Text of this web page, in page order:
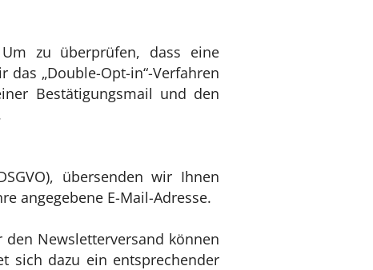
zu überprüfen, dass eine
„Double-Opt-in“-Verfahren
Bestätigungsmail und den
übersenden wir Ihnen
angegebene E-Mail-Adresse.
Newsletterversand können
sich dazu ein entsprechender